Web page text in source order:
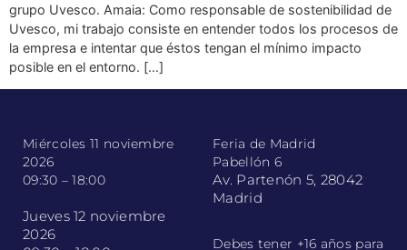
grupo Uvesco. Amaia: Como responsable de sostenibilidad de
Uvesco, mi trabajo consiste en entender todos los procesos de
la empresa e intentar que éstos tengan el mínimo impacto
posible en el entorno. […]
Miércoles 11 noviembre
2026
09:30 – 18:00
Jueves 12 noviembre
2026
Feria de Madrid
Pabellón 6
Av. Partenón 5, 28042
Madrid
Debes tener +16 años para